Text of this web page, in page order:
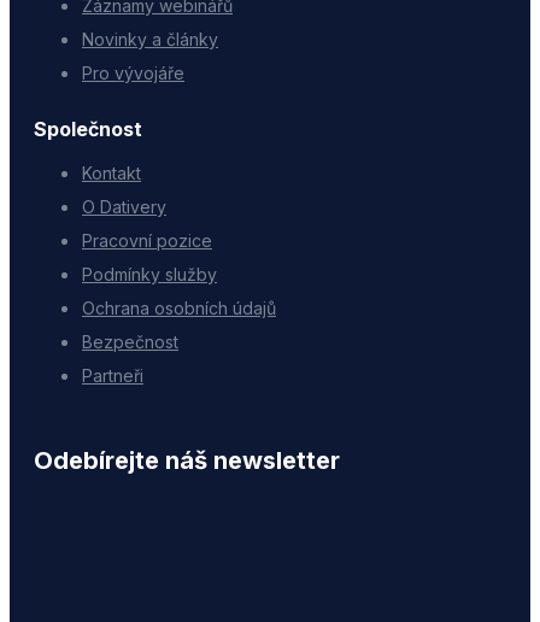
Záznamy webinářů
Novinky a články
Pro vývojáře
Společnost
Kontakt
O Dativery
Pracovní pozice
Podmínky služby
Ochrana osobních údajů
Bezpečnost
Partneři
Odebírejte náš newsletter